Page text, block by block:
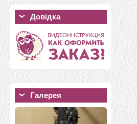
Довідка
Галерея